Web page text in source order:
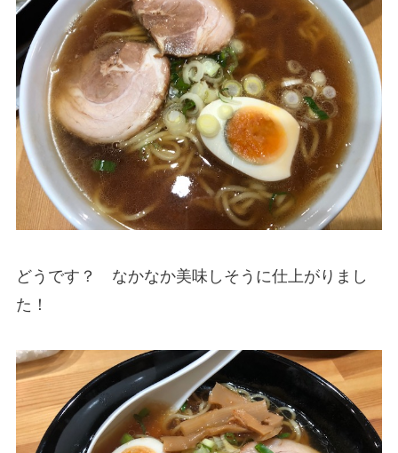
どうです？ なかなか美味しそうに仕上がりまし
た！